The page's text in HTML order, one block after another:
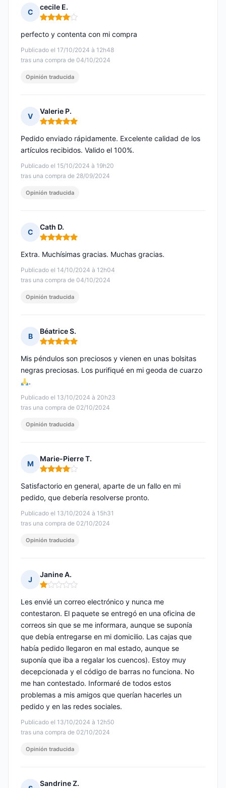
C
cecile E.
Nota: 4 de 5
Publicado el 17/10/2024 à 12h48
tras una compra de 04/10/2024
perfecto y contenta con mi compra
Opinión traducida
V
Valerie P.
Nota: 5 de 5
Publicado el 15/10/2024 à 19h20
tras una compra de 28/09/2024
Pedido enviado rápidamente. Excelente calidad de los
artículos recibidos. Valido el 100%.
Opinión traducida
C
Cath D.
Nota: 5 de 5
Publicado el 14/10/2024 à 12h04
tras una compra de 04/10/2024
Extra. Muchísimas gracias. Muchas gracias.
Opinión traducida
B
Béatrice S.
Nota: 5 de 5
Publicado el 13/10/2024 à 20h23
tras una compra de 02/10/2024
Mis péndulos son preciosos y vienen en unas bolsitas
negras preciosas. Los purifiqué en mi geoda de cuarzo
.
Opinión traducida
M
Marie-Pierre T.
Nota: 4 de 5
Publicado el 13/10/2024 à 15h31
tras una compra de 02/10/2024
Satisfactorio en general, aparte de un fallo en mi
pedido, que debería resolverse pronto.
Opinión traducida
J
Janine A.
Nota: 1 de 5
Publicado el 13/10/2024 à 12h50
tras una compra de 02/10/2024
Les envié un correo electrónico y nunca me
contestaron. El paquete se entregó en una oficina de
correos sin que se me informara, aunque se suponía
que debía entregarse en mi domicilio. Las cajas que
había pedido llegaron en mal estado, aunque se
suponía que iba a regalar los cuencos). Estoy muy
decepcionada y el código de barras no funciona. No
me han contestado. Informaré de todos estos
problemas a mis amigos que querían hacerles un
pedido y en las redes sociales.
Opinión traducida
Sandrine Z.